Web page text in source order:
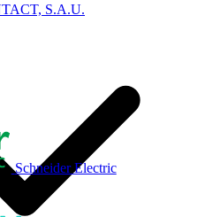
S.A.U.
Schneider Electric